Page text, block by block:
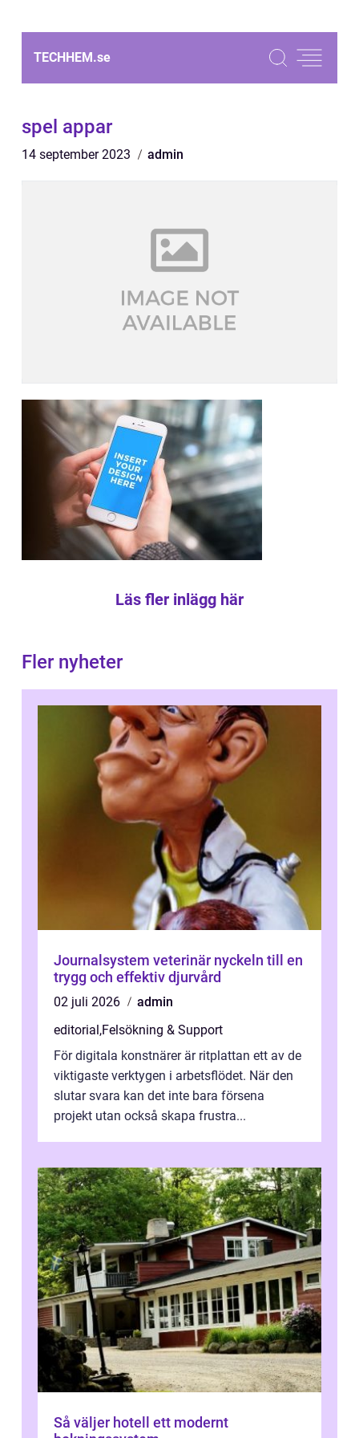
TECHHEM.se
spel appar
14 september 2023 admin
Läs fler inlägg här
Fler nyheter
Journalsystem veterinär nyckeln till en
trygg och effektiv djurvård
02 juli 2026
admin
editorial,Felsökning & Support
För digitala konstnärer är ritplattan ett av de
viktigaste verktygen i arbetsflödet. När den
slutar svara kan det inte bara försena
projekt utan också skapa frustra...
Så väljer hotell ett modernt